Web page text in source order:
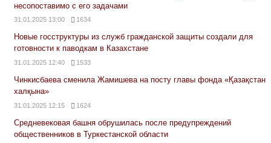
несопоставимо с его задачами
31.01.2025 13:00 1634
Новые госструктуры из служб гражданской защиты создали для
готовности к паводкам в Казахстане
31.01.2025 12:40 1533
Чинкисбаева сменила Жамишева на посту главы фонда «Қазақстан
халқына»
31.01.2025 12:15 1624
Средневековая башня обрушилась после предупреждений
общественников в Туркестанской области